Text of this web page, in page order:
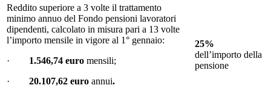
Reddito superiore a 3 volte il trattamento
minimo annuo del Fondo pensioni lavoratori
dipendenti, calcolato in misura pari a 13 volte
l’importo mensile in vigore al 1° gennaio:
· 1.546,74 euro mensili;
· 20.107,62 euro annui.
25%
dell’importo della
pensione